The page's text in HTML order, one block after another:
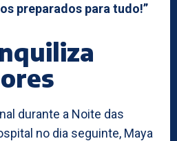
preparados para tudo!”
durante a Noite das
no dia seguinte, Maya